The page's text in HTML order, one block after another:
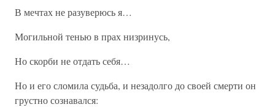
В мечтах не разуверюсь я…
Могильной тенью в прах низринусь,
Но скорби не отдать себя…
Но и его сломила судьба, и незадолго до своей смерти он
грустно сознавался: